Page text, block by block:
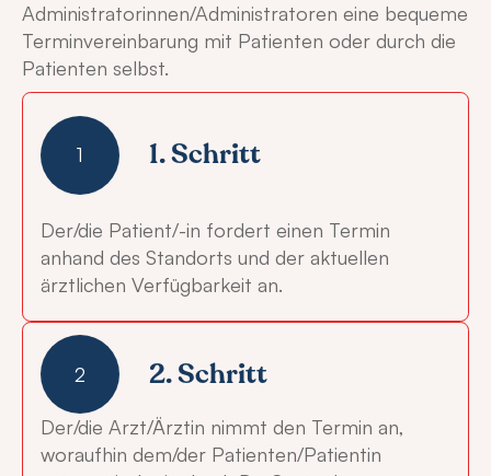
Administratorinnen/Administratoren eine bequeme
Terminvereinbarung mit Patienten oder durch die
Patienten selbst.
1 1. Schritt
Der/die Patient/-in fordert einen Termin
anhand des Standorts und der aktuellen
ärztlichen Verfügbarkeit an.
2 2. Schritt
Der/die Arzt/Ärztin nimmt den Termin an,
woraufhin dem/der Patienten/Patientin